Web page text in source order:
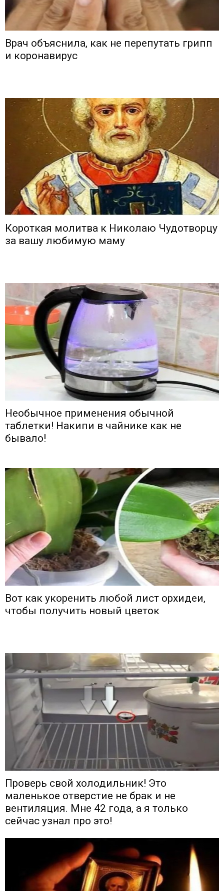
Врач объяснила, как не перепутать грипп
и коронавирус
Короткая молитва к Николаю Чудотворцу
за вашу любимую маму
Необычное применения обычной
таблетки! Накипи в чайнике как не
бывало!
Вот как укоренить любой лист орхидеи,
чтобы получить новый цветок
Проверь свой холодильник! Это
маленькое отверстие не брак и не
вентиляция. Мне 42 года, а я только
сейчас узнал про это!